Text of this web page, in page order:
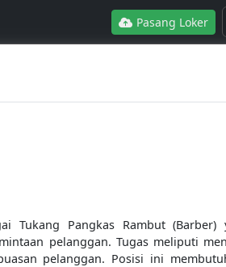
Pasang Loker
Tukang Pangkas Rambut (Barber)
pelanggan. Tugas meliputi
pelanggan. Posisi ini